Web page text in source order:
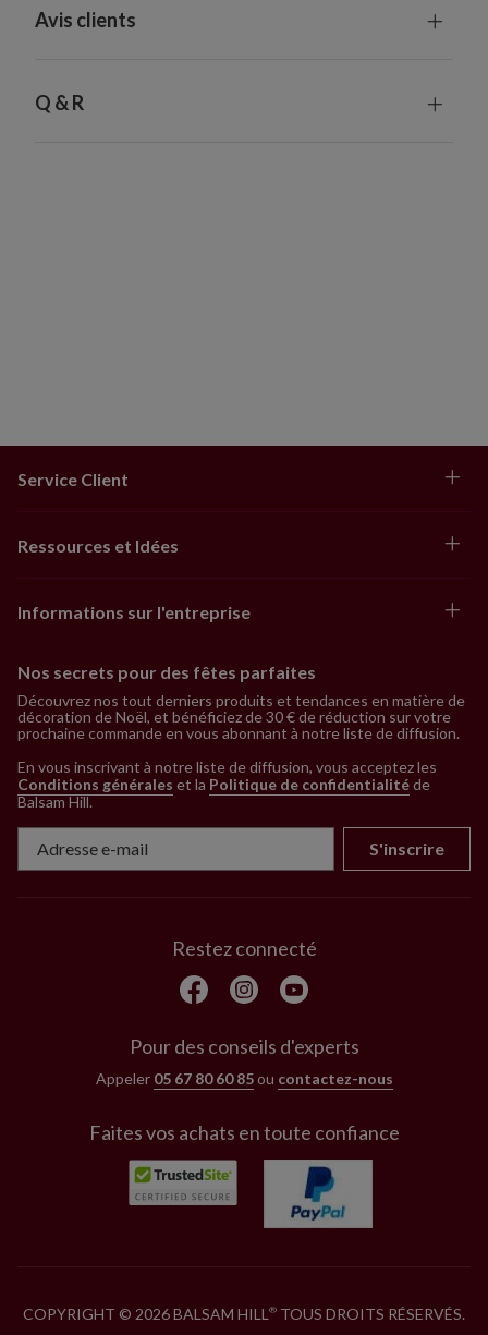
Avis clients
Q & R
Service Client
Ressources et Idées
Informations sur l'entreprise
Nos secrets pour des fêtes parfaites
Découvrez nos tout derniers produits et tendances en matière de
décoration de Noël, et bénéficiez de 30 € de réduction sur votre
prochaine commande en vous abonnant à notre liste de diffusion.
En vous inscrivant à notre liste de diffusion, vous acceptez les
Conditions générales et la Politique de confidentialitéde
Balsam Hill.
S'inscrire
Restez connecté
Pour des conseils d'experts
Appeler 05 67 80 60 85ou contactez-nous
Faites vos achats en toute confiance
COPYRIGHT © 2026 BALSAM HILL ® TOUS DROITS RÉSERVÉS.